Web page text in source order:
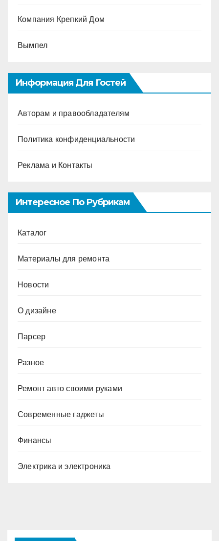
Компания Крепкий Дом
Вымпел
Информация Для Гостей
Авторам и правообладателям
Политика конфиденциальности
Реклама и Контакты
Интересное По Рубрикам
Каталог
Материалы для ремонта
Новости
О дизайне
Парсер
Разное
Ремонт авто своими руками
Современные гаджеты
Финансы
Электрика и электроника